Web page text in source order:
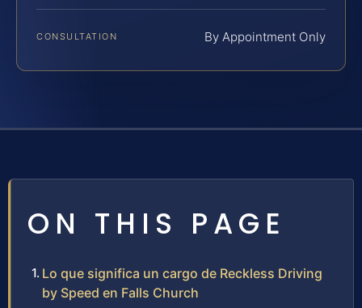
CONSULTATION By Appointment Only
ON THIS PAGE
Lo que significa un cargo de Reckless Driving
by Speed en Falls Church